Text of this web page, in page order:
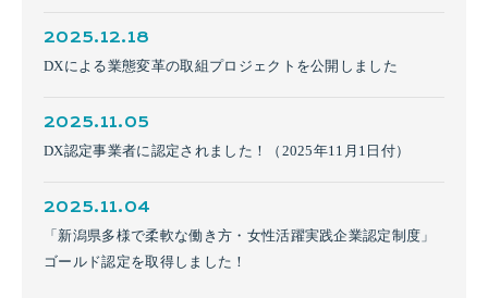
DXによる業態変革の取組プロジェクトを公開しました
2025.12.18
DX認定事業者に認定されました！（2025年11月1日付）
2025.11.05
「新潟県多様で柔軟な働き方・女性活躍実践企業認定制度」
ゴールド認定を取得しました！
2025.11.04